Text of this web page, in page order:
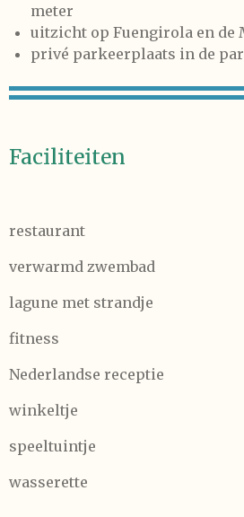
meter
uitzicht op Fuengirola en de
privé parkeerplaats in de
Faciliteiten
restaurant
verwarmd zwembad
lagune met strandje
fitness
Nederlandse receptie
winkeltje
speeltuintje
wasserette